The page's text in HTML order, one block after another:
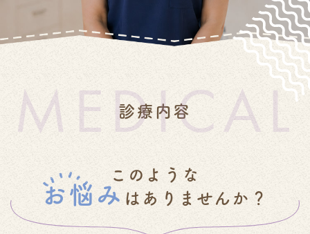
診療内容
MEDICAL
このような
お悩み はありませんか？